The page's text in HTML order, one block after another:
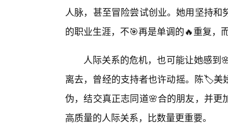
人脉，甚至冒险尝试创业。她用坚持
的职业生涯，不🎯再是单调的🔥重复，
人际关系的危机，也可能让她感到
离去，曾经的支持者也许动摇。陈🏷️美
伪，结交真正志同道🌸合的朋友，并
高质量的人际关系，比数量更重要。